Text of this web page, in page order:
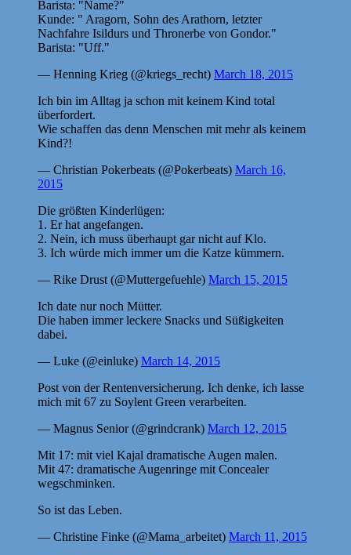
Barista: "Name?"
Kunde: " Aragorn, Sohn des Arathorn, letzter
Nachfahre Isildurs und Thronerbe von Gondor."
Barista: "Uff."
— Henning Krieg (@kriegs_recht) March 18, 2015
Ich bin im Alltag ja schon mit keinem Kind total
überfordert.
Wie schaffen das denn Menschen mit mehr als keinem
Kind?!
— Christian Pokerbeats (@Pokerbeats) March 16,
2015
Die größten Kinderlügen:
1. Er hat angefangen.
2. Nein, ich muss überhaupt gar nicht auf Klo.
3. Ich würde mich immer um die Katze kümmern.
— Rike Drust (@Muttergefuehle) March 15, 2015
Ich date nur noch Mütter.
Die haben immer leckere Snacks und Süßigkeiten
dabei.
— Luke (@einluke) March 14, 2015
Post von der Rentenversicherung. Ich denke, ich lasse
mich mit 67 zu Soylent Green verarbeiten.
— Magnus Senior (@grindcrank) March 12, 2015
Mit 17: mit viel Kajal dramatische Augen malen.
Mit 47: dramatische Augenringe mit Concealer
wegschminken.
So ist das Leben.
— Christine Finke (@Mama_arbeitet) March 11, 2015